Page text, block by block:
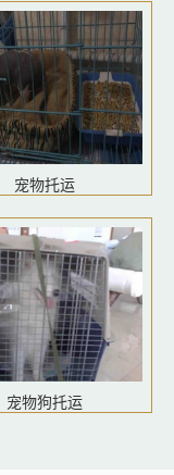
宠物托运
宠物狗托运